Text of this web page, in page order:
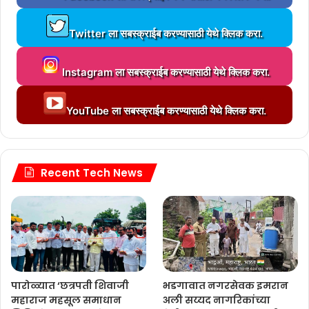
a
n
g
.
L
o
a
d
n
g
.
.
.
Twitter ला सबस्क्राईब करण्यासाठी येथे क्लिक करा.
L
o
a
g
.
Instagram ला सबस्क्राईब करण्यासाठी येथे क्लिक करा.
L
o
a
d
n
g
.
.
YouTube ला सबस्क्राईब करण्यासाठी येथे क्लिक करा.
Recent Tech News
पारोळ्यात ‘छत्रपती शिवाजी
महाराज महसूल समाधान
भडगावात नगरसेवक इमरान
अली सय्यद नागरिकांच्या